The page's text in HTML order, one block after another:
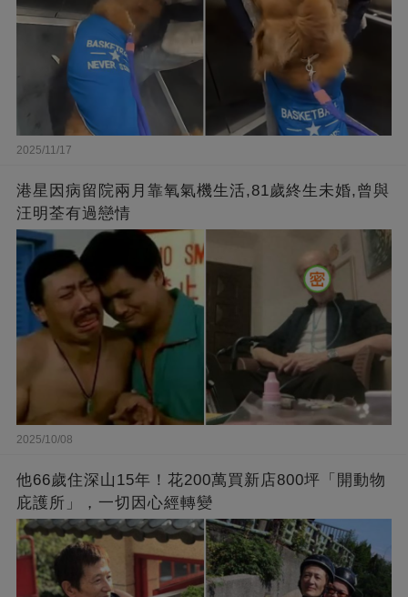
2025/11/17
港星因病留院兩月靠氧氣機生活,81歲終生未婚,曾與
汪明荃有過戀情
2025/10/08
他66歲住深山15年！花200萬買新店800坪「開動物
庇護所」，一切因心經轉變